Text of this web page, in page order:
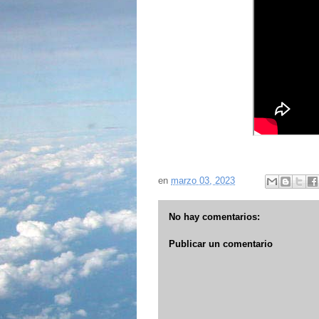
en marzo 03, 2023
No hay comentarios:
Publicar un comentario